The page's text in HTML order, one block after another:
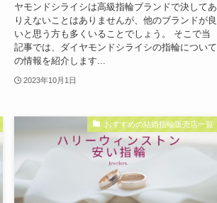
ヤモンドシライシは高級指輪ブランドで決してあ
りえないことはありませんが、他のブランドが良
いと思う方も多くいることでしょう。 そこで当
記事では、ダイヤモンドシライシの指輪について
の情報を紹介します...
2023年10月1日
おすすめの結婚指輪販売店一覧